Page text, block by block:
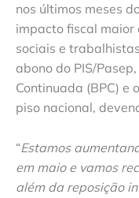
nos últimos meses
impacto fiscal maior
sociais e
abono do PIS/
Continuada (BPC) e
piso nacional,
“Estamos
em maio e vamos
além da reposição